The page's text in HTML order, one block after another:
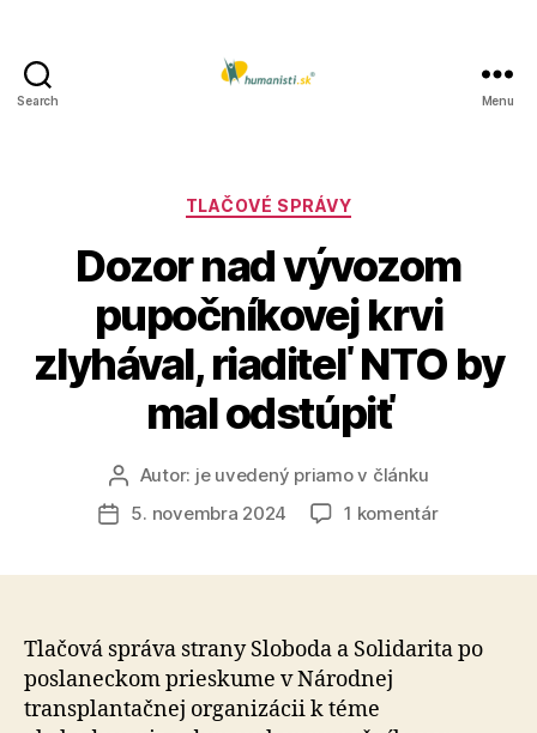
Search Menu
Kategórie
TLAČOVÉ SPRÁVY
Dozor nad vývozom
pupočníkovej krvi
zlyhával, riaditeľ NTO by
mal odstúpiť
Autor
článku
Autor: je uvedený priamo v článku
Dátum
5. novembra 2024 1 komentárna
krvi
Tlačová správa strany Sloboda a Solidarita po
poslaneckom prieskume v Národnej
transplantačnej organizácii k téme